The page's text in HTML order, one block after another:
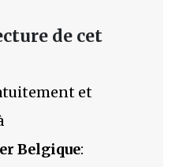
de cet
et
Belgique: